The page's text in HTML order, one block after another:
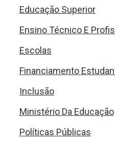
Educação Superior
Ensino Técnico E
Escolas
Financiamento
Inclusão
Ministério Da Educação
Políticas Públicas